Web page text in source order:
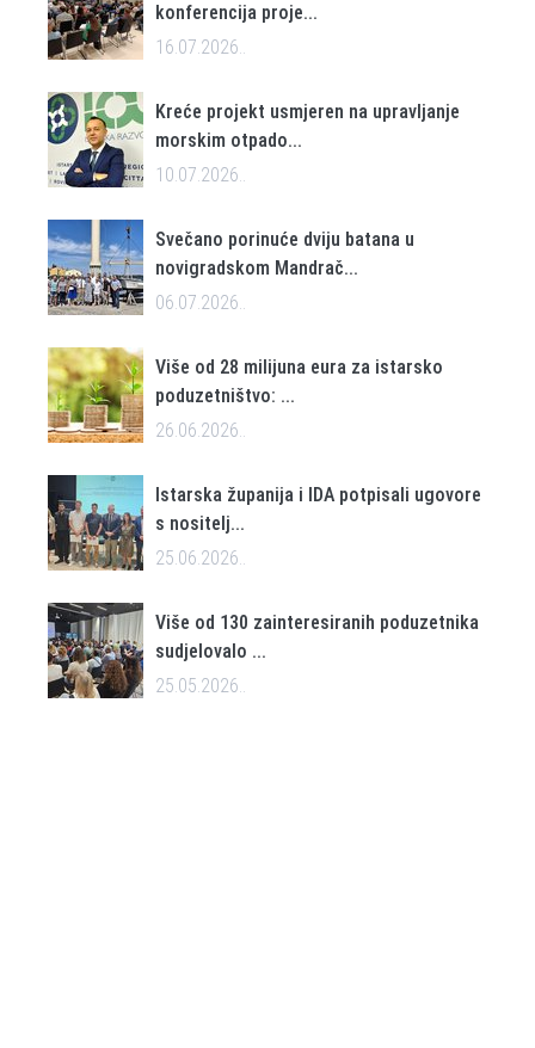
konferencija proje...
16.07.2026..
Kreće projekt usmjeren na upravljanje
morskim otpado...
10.07.2026..
Svečano porinuće dviju batana u
novigradskom Mandrač...
06.07.2026..
Više od 28 milijuna eura za istarsko
poduzetništvo: ...
26.06.2026..
Istarska županija i IDA potpisali ugovore
s nositelj...
25.06.2026..
Više od 130 zainteresiranih poduzetnika
sudjelovalo ...
25.05.2026..